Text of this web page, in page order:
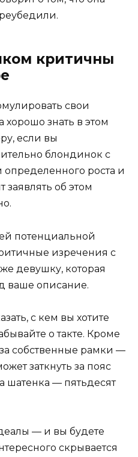
критичны
свои
хорошо знать в этом
если вы
блондинок с
роста и
заявлять об этом
потенциальной
изречения с
девушку, которая
ваше описание.
с кем вы хотите
о такте. Кроме
собственные рамки —
заткнуть за пояс
шатенка — пятьдесят
— и вы будете
скрывается